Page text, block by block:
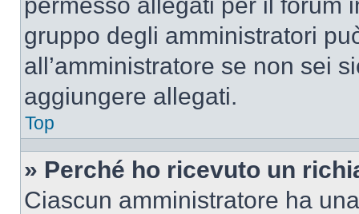
gruppo degli amministratori
all’amministratore se non sei
aggiungere allegati.
Top
» Perché ho ricevuto un
Ciascun amministratore ha